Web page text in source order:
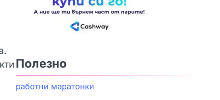
Полезно
работни маратонки